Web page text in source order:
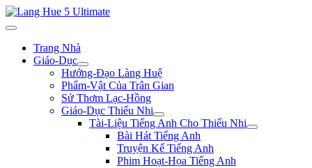
Trang Nhà
Giáo-Dục
Hướng-Đạo Làng Huệ
Phẩm-Vật Của Trân Gian
Sử Thơm Lạc-Hồng
Giáo-Dục Thiếu Nhi
Tài-Liệu Tiếng Anh Cho Thiếu Nhi
Bài Hát Tiếng Anh
Truyện Kể Tiếng Anh
Phim Hoạt-Họa Tiếng Anh